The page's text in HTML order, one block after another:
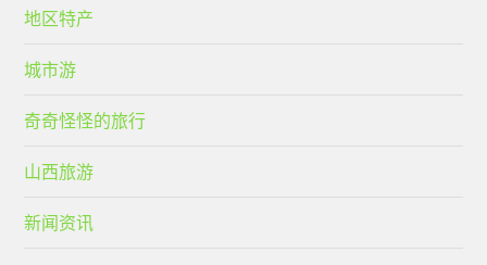
地区特产
城市游
奇奇怪怪的旅行
山西旅游
新闻资讯